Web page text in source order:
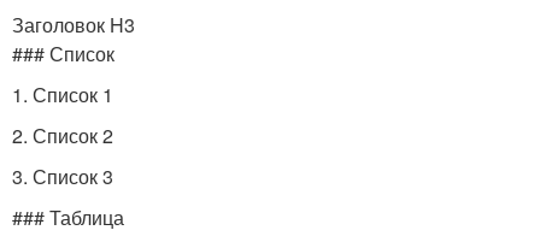
Заголовок H3
### Список
1. Список 1
2. Список 2
3. Список 3
### Таблица